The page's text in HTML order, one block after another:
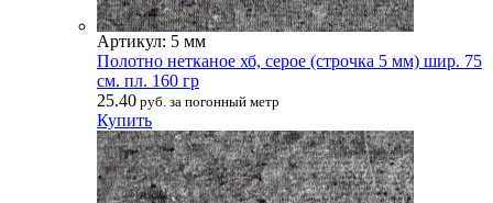
Артикул: 5 мм
Полотно нетканое хб, серое (строчка 5 мм) шир. 75
см. пл. 160 гр
25.40 руб. за погонный метр
Купить